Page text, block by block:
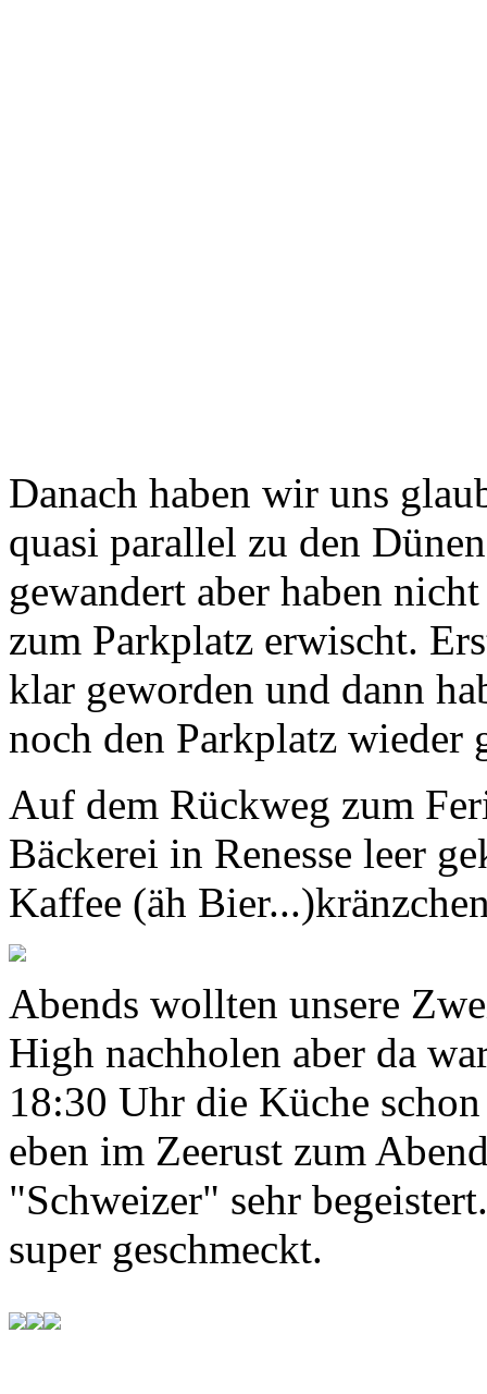
Danach haben wir uns
quasi parallel zu den
gewandert aber haben
zum Parkplatz erwischt.
klar geworden und dann
noch den Parkplatz wieder
Auf dem Rückweg zum
Bäckerei in Renesse leer
Kaffee (äh
Abends wollten unsere
High nachholen aber da
18:30 Uhr die Küche
eben im Zeerust zum
"Schweizer" sehr
super geschmeckt.